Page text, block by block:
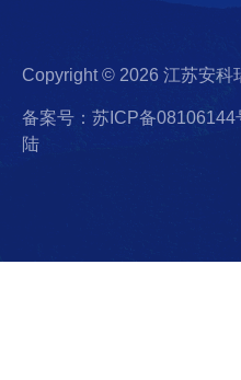
Copyright © 2026 江苏安科
备案号：苏ICP备08106144
陆